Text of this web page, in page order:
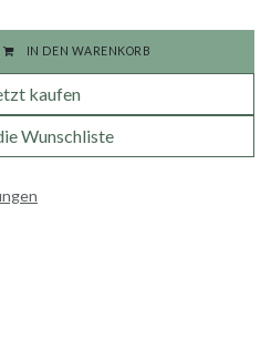
IN DEN WARENKORB
kaufen
Wunschliste